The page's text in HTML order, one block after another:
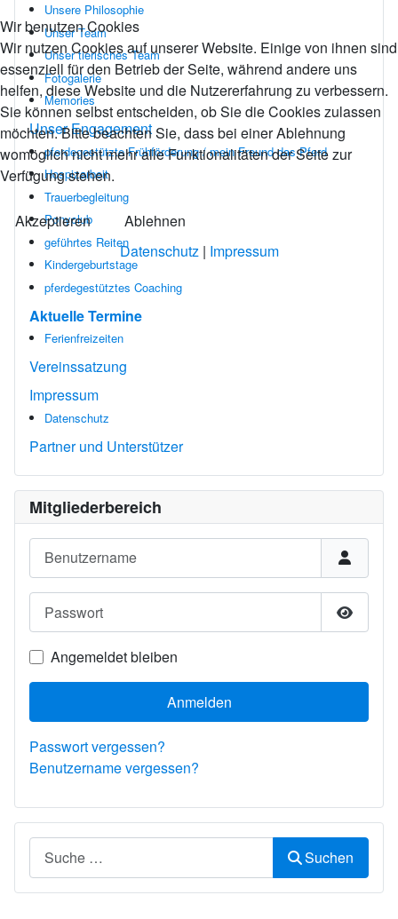
Unsere Philosophie
Unser Team
Unser tierisches Team
Fotogalerie
Memories
Unser Engagement
pferdegestützte Frühförderung / mein Freund das Pferd
Hospizarbeit
Trauerbegleitung
Ponyclub
geführtes Reiten
Kindergeburtstage
pferdegestütztes Coaching
Aktuelle Termine
Ferienfreizeiten
Vereinssatzung
Impressum
Datenschutz
Partner und Unterstützer
Mitgliederbereich
Benutzername
Passwort
Angemeldet bleiben
Anmelden
Passwort vergessen?
Benutzername vergessen?
Suchen
Suchen
Wir benutzen Cookies
Wir nutzen Cookies auf unserer Website. Einige von ihnen sind
essenziell für den Betrieb der Seite, während andere uns
helfen, diese Website und die Nutzererfahrung zu verbessern.
Sie können selbst entscheiden, ob Sie die Cookies zulassen
möchten. Bitte beachten Sie, dass bei einer Ablehnung
womöglich nicht mehr alle Funktionalitäten der Seite zur
Verfügung stehen.
Akzeptieren
Ablehnen
Datenschutz| Impressum